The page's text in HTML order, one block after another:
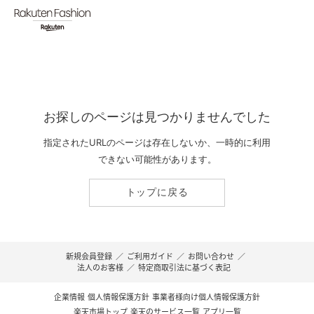
お探しのページは見つかりませんでした
指定されたURLのページは存在しないか、一時的に利用
できない可能性があります。
トップに戻る
新規会員登録 ／ ご利用ガイド ／ お問い合わせ ／
法人のお客様 ／ 特定商取引法に基づく表記
企業情報 個人情報保護方針 事業者様向け個人情報保護方針
楽天市場トップ 楽天のサービス一覧 アプリ一覧